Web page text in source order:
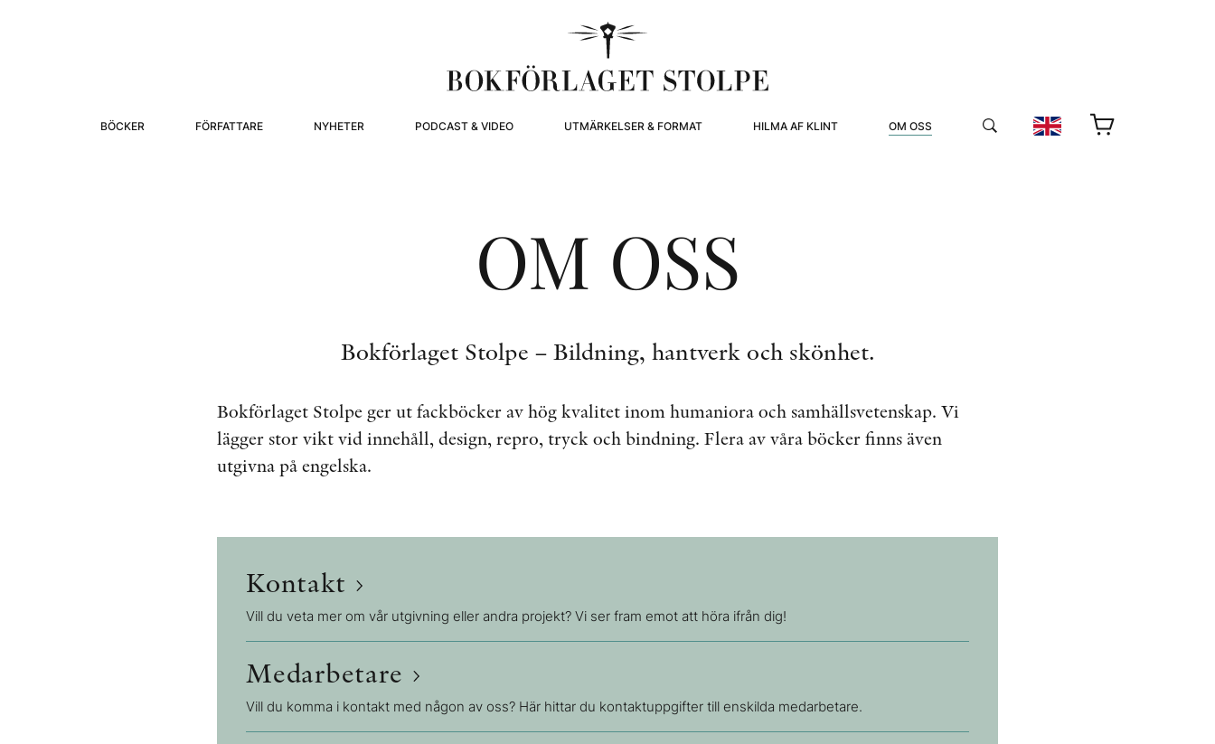
BÖCKER FÖRFATTARE NYHETER PODCAST & VIDEO UTMÄRKELSER & FORMAT HILMA AF KLINT OM OSS
OM OSS
Bokförlaget Stolpe – Bildning, hantverk och skönhet.
Bokförlaget Stolpe ger ut fackböcker av hög kvalitet inom humaniora och samhällsvetenskap. Vi
lägger stor vikt vid innehåll, design, repro, tryck och bindning. Flera av våra böcker finns även
utgivna på engelska.
Kontakt
Vill du veta mer om vår utgivning eller andra projekt? Vi ser fram emot att höra ifrån dig!
Medarbetare
Vill du komma i kontakt med någon av oss? Här hittar du kontaktuppgifter till enskilda medarbetare.